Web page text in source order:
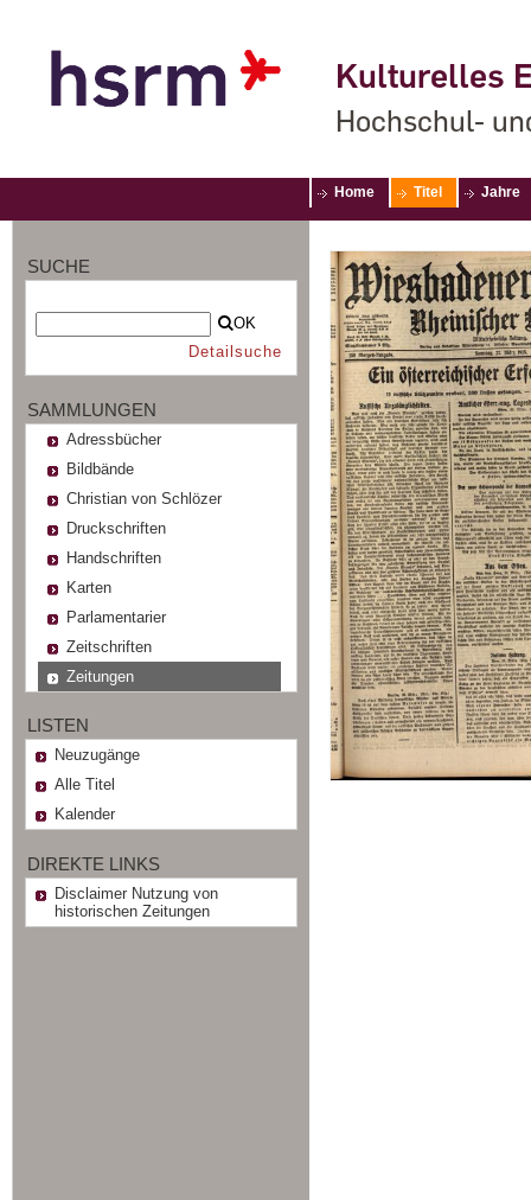
Kulturelles
Hochschul-
Home Titel Jahre
SUCHE
OK
Detailsuche
SAMMLUNGEN
Adressbücher
Bildbände
Christian von Schlözer
Druckschriften
Handschriften
Karten
Parlamentarier
Zeitschriften
Zeitungen
LISTEN
Neuzugänge
Alle Titel
Kalender
DIREKTE LINKS
Disclaimer Nutzung von
historischen Zeitungen